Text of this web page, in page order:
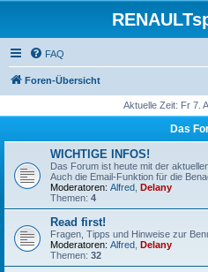
FAQ
Foren-Übersicht
Aktuelle Zeit: Fr 7.
Das
WICHTIGE INFOS!
Das Forum ist heute mit der
Auch die Email-Funktion für die
Moderatoren: Alfred Delany
Themen: 4
Read first!
Fragen, Tipps und Hinweise zur
Moderatoren: Alfred Delany
Themen: 32